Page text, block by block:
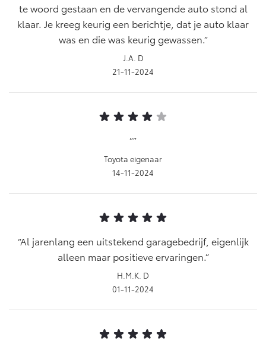
te woord gestaan en de vervangende auto stond al
klaar. Je kreeg keurig een berichtje, dat je auto klaar
was en die was keurig gewassen.
J.A. D
21-11-2024
Toyota eigenaar
14-11-2024
Al jarenlang een uitstekend garagebedrijf, eigenlijk
alleen maar positieve ervaringen.
H.M.K. D
01-11-2024